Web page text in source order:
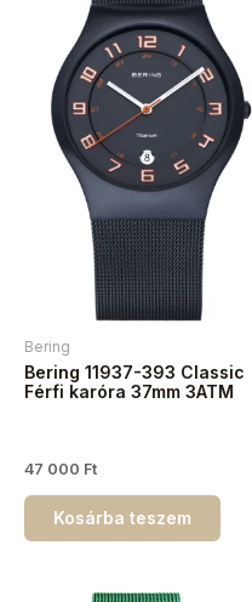
Bering
Bering 11937-393 Classic
Férfi karóra 37mm 3ATM
47 000 Ft
Kosárba teszem